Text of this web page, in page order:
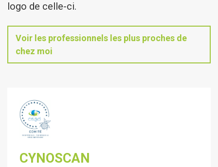
logo de celle-ci.
Voir les professionnels les plus proches de
chez moi
CYNOSCAN